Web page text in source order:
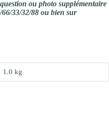
ou photo supplémentaire
66/33/32/88 ou bien sur
1.0 kg